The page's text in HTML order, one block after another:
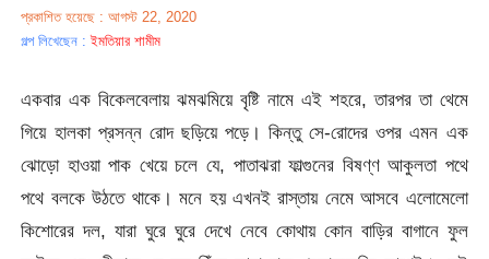
প্রকাশিত হয়েছে : আগস্ট 22, 2020
গল্প লিখেছেন :ইমতিয়ার শামীম
একবার এক বিকেলবেলায় ঝমঝমিয়ে বৃষ্টি নামে এই শহরে, তারপর তা থেমে
গিয়ে হালকা প্রসন্ন রোদ ছড়িয়ে পড়ে। কিন্তু সে-রোদের ওপর এমন এক
ঝোড়ো হাওয়া পাক খেয়ে চলে যে, পাতাঝরা ফাল্গুনের বিষণ্ণ আকুলতা পথে
পথে বলকে উঠতে থাকে। মনে হয় এখনই রাস্তায় নেমে আসবে এলোমেলো
কিশোরের দল, যারা ঘুরে ঘুরে দেখে নেবে কোথায় কোন বাড়ির বাগানে ফুল